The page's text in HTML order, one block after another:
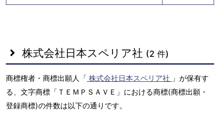
株式会社日本スペリア社 (2 件)
商標権者・商標出願人「 株式会社日本スペリア社 」が保有す
る、文字商標「ＴＥＭＰＳＡＶＥ」における商標(商標出願・
登録商標)の件数は以下の通りです。